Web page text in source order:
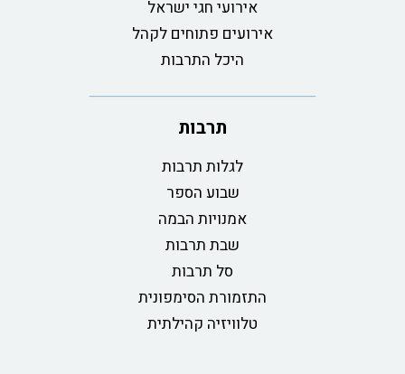
אירועי חגי ישראל
אירועים פתוחים לקהל
היכל התרבות
תרבות
לגלות תרבות
שבוע הספר
אמנויות הבמה
שבת תרבות
סל תרבות
התזמורת הסימפונית
טלוויזיה קהילתית